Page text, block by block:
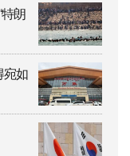
朗
宛如